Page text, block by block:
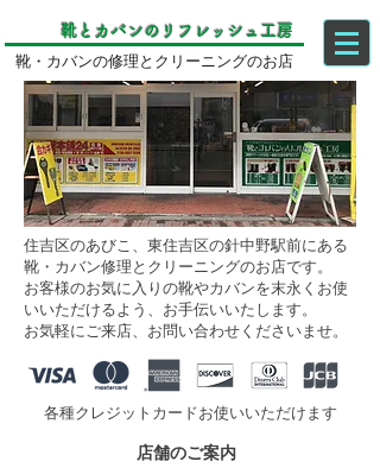
靴とカバンのリフレッシュ工房
靴・カバンの修理とクリーニングのお店
住吉区のあびこ、東住吉区の針中野駅前にある
靴・カバン修理とクリーニングのお店です。
お客様のお気に入りの靴やカバンを末永くお使
いいただけるよう、お手伝いいたします。
お気軽にご来店、お問い合わせくださいませ。
各種クレジットカードお使いいただけます
店舗のご案内